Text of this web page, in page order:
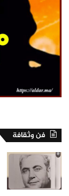
فن وثقافة